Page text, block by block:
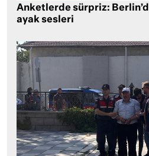
Anketlerde sürpriz:
ayak sesleri